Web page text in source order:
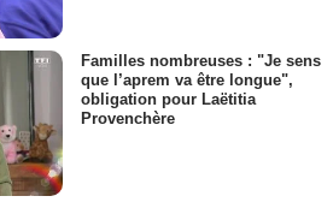
Familles nombreuses : "Je sens
que l’aprem va être longue",
obligation pour Laëtitia
Provenchère